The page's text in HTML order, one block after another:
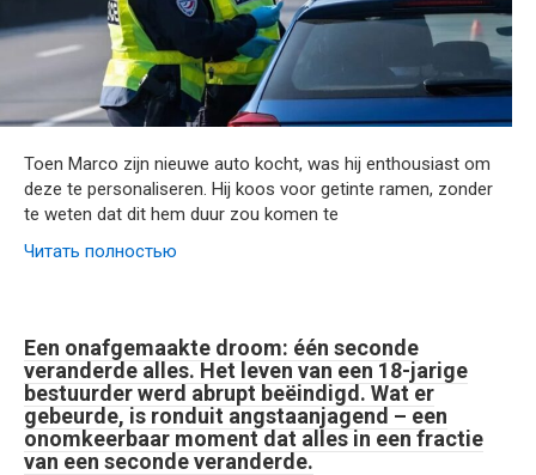
Toen Marco zijn nieuwe auto kocht, was hij enthousiast om
deze te personaliseren. Hij koos voor getinte ramen, zonder
te weten dat dit hem duur zou komen te
Читать полностью
Een onafgemaakte droom: één seconde
veranderde alles. Het leven van een 18-jarige
bestuurder werd abrupt beëindigd. Wat er
gebeurde, is ronduit angstaanjagend – een
onomkeerbaar moment dat alles in een fractie
van een seconde veranderde.